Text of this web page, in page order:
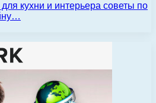
кухни и интерьера советы по